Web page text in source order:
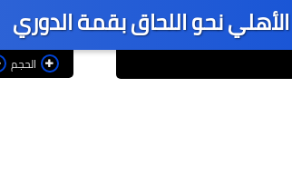
الأهلي نحو اللحاق بقمة الدوري
الحجم